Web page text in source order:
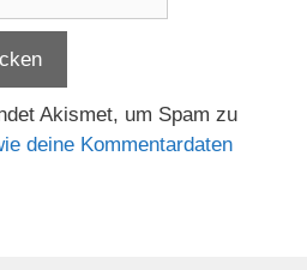
Akismet, um Spam zu
deine Kommentardaten